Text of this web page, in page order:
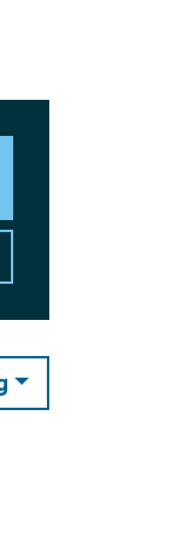
ändern